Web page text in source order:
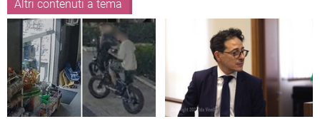
Altri contenuti a tema